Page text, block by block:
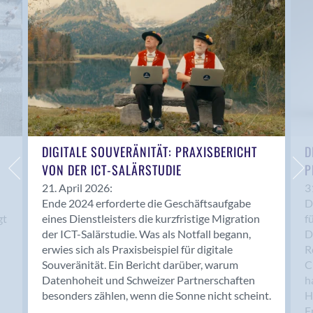
Anwil
Appenzell
Au SG
Baar
Baden
Balsthal
Balzers
Basel
Bassersdorf
Belp
Bendern
Benken (SG)
Bergdietikon
Berlin
Bern
Bern - Liebefeld
DIGITALE SOUVERÄNITÄT: PRAXISBERICHT
VON DER ICT-SALÄRSTUDIE
21. April 2026:
Ende 2024 erforderte die Geschäftsaufgabe
eines Dienstleisters die kurzfristige Migration
der ICT-Salärstudie. Was als Notfall begann,
erwies sich als Praxisbeispiel für digitale
Souveränität. Ein Bericht darüber, warum
Datenhoheit und Schweizer Partnerschaften
besonders zählen, wenn die Sonne nicht scheint.